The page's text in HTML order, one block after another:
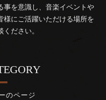
事を意識し、音楽イベントや
様にご活躍いただける場所を
ださい。
のページ